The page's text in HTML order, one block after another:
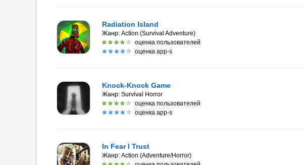
Radiation Island
Жанр: Action (Survival Adventure)
оценка пользователей
оценка app-s
Knock-Knock Game
Жанр: Survival Horror
оценка пользователей
оценка app-s
In Fear I Trust
Жанр: Action (Adventure/Horror)